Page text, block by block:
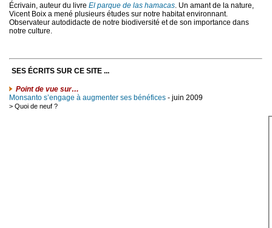
Écrivain, auteur du livre El parque de las hamacas . Un amant de la nature,
Vicent Boix a mené plusieurs études sur notre habitat environnant.
Observateur autodidacte de notre biodiversité et de son importance dans
notre culture.
SES ÉCRITS SUR CE SITE ...
Point de vue sur…
Monsanto s’engage à augmenter ses bénéfices - juin 2009
> Quoi de neuf ?